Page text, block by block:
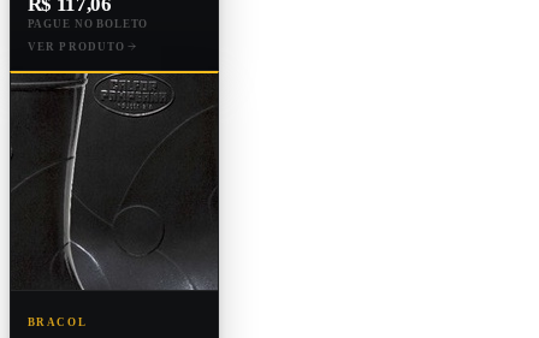
PAGUE NO BOLETO
VER PRODUTO
BRACOL